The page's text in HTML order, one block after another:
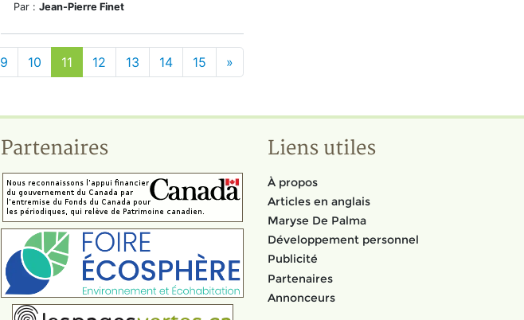
Par : Jean-Pierre Finet
9 10 11 12 13 14 15 »
Partenaires Liens utiles
À propos
Articles en anglais
Maryse De Palma
Développement personnel
Publicité
Partenaires
Annonceurs